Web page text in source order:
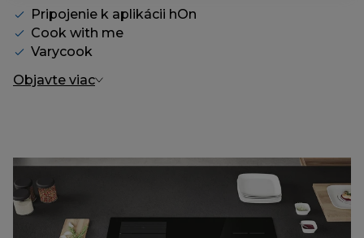
Pripojenie k aplikácii hOn
Cook with me
Varycook
Objavte viac